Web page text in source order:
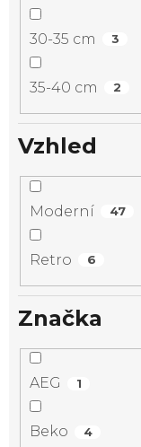
30-35 cm 3
35-40 cm 2
Vzhled
Moderní 47
Retro 6
Značka
AEG 1
Beko 4